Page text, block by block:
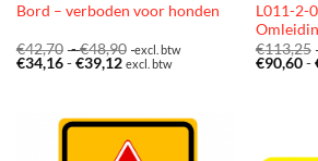
Bord – verboden voor honden
€42,70 -€48,90 Prijsklasse:
€42,70
excl. btw
€34,16 - €39,12Prijsklasse:
excl. btw
L011-2-
€113,25
€90,60 -